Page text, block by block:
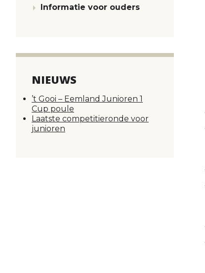
Informatie voor ouders
NIEUWS
’t Gooi – Eemland Junioren 1
Cup poule
Laatste competitieronde voor
junioren